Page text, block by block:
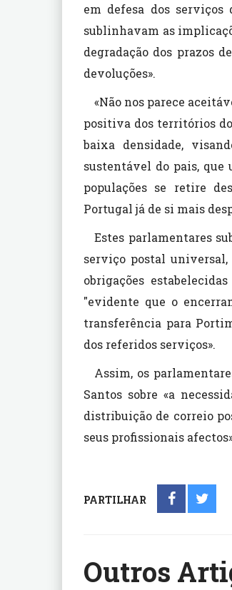
em defesa dos serviços
sublinhavam as
degradação dos prazos
devoluções».
«Não nos parece
positiva dos territórios
baixa densidade,
sustentável do pais, que
populações se retire
Portugal já de si mais
Estes parlamentares
serviço postal
obrigações
"evidente que o
transferência para
dos referidos serviços».
Assim, os
Santos sobre «a
distribuição de correio
seus profissionais
PARTILHAR
Outros